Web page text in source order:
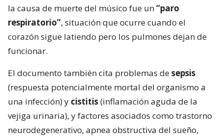
la causa de muerte del músico fue un“paro
respiratorio”, situación que ocurre cuando el
corazón sigue latiendo pero los pulmones dejan de
funcionar.
El documento también cita problemas desepsis
(respuesta potencialmente mortal del organismo a
una infección) y cistitis(inflamación aguda de la
vejiga urinaria), y factores asociados como trastorno
neurodegenerativo, apnea obstructiva del sueño,